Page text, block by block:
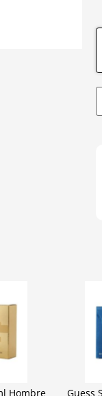
Hombre Guess